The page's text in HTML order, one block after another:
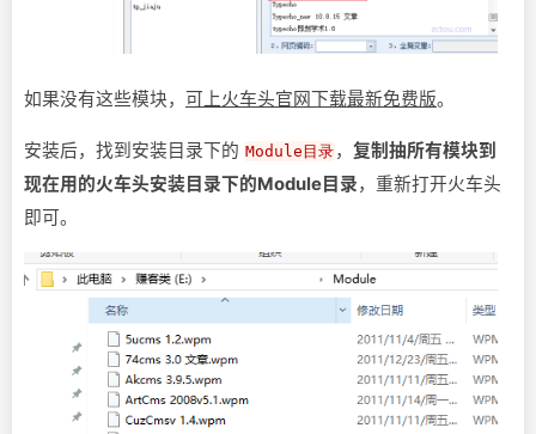
如果没有这些模块， 可上火车头官网下载最新免费版。
安装后，找到安装目录下的 Module目录 ， 复制抽所有模块到
现在用的火车头安装目录下的Module目录，重新打开火车头
即可。